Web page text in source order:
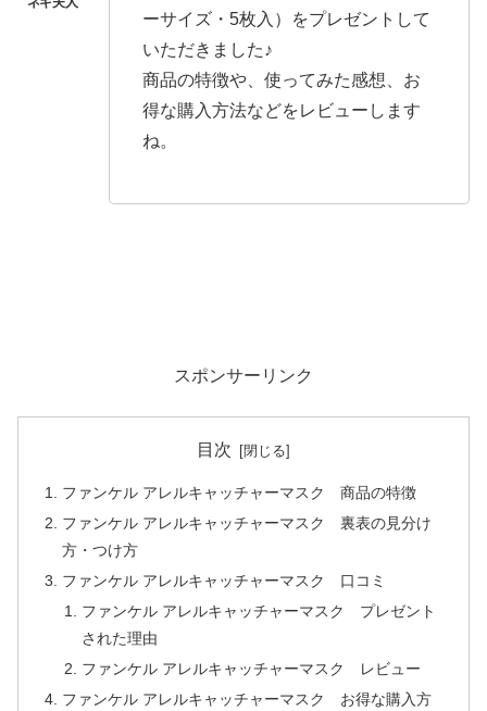
ーサイズ・5枚入）をプレゼントして
いただきました♪
商品の特徴や、使ってみた感想、お
得な購入方法などをレビューします
ね。
スポンサーリンク
目次
ファンケル アレルキャッチャーマスク 商品の特徴
ファンケル アレルキャッチャーマスク 裏表の見分け
方・つけ方
ファンケル アレルキャッチャーマスク 口コミ
ファンケル アレルキャッチャーマスク プレゼント
された理由
ファンケル アレルキャッチャーマスク レビュー
ファンケル アレルキャッチャーマスク お得な購入方